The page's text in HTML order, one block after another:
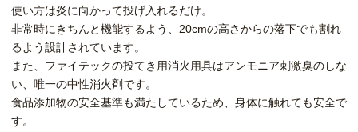
使い方は炎に向かって投げ入れるだけ。
非常時にきちんと機能するよう、20cmの高さからの落下でも割れ
るよう設計されています。
また、ファイテックの投てき用消火用具はアンモニア刺激臭のしな
い、唯一の中性消火剤です。
食品添加物の安全基準も満たしているため、身体に触れても安全で
す。